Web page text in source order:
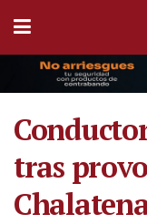
tras